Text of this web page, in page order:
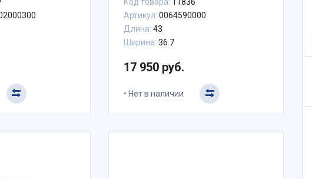
Артикул: 0064590000
Длина: 43
Ширина: 36.7
17 950 руб.
Нет в наличии